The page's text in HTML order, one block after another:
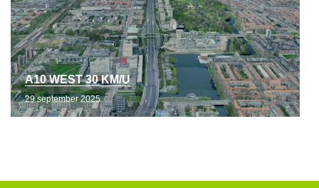
A10 WEST 30 KM/U
29 september 2025